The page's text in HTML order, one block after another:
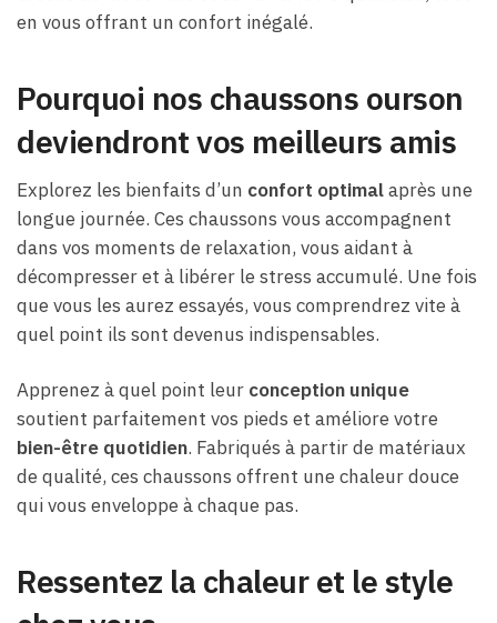
en vous offrant un confort inégalé.
Pourquoi nos chaussons ourson
deviendront vos meilleurs amis
Explorez les bienfaits d’un confort optimalaprès une
longue journée. Ces chaussons vous accompagnent
dans vos moments de relaxation, vous aidant à
décompresser et à libérer le stress accumulé. Une fois
que vous les aurez essayés, vous comprendrez vite à
quel point ils sont devenus indispensables.
Apprenez à quel point leur conception unique
soutient parfaitement vos pieds et améliore votre
bien-être quotidien. Fabriqués à partir de matériaux
de qualité, ces chaussons offrent une chaleur douce
qui vous enveloppe à chaque pas.
Ressentez la chaleur et le style